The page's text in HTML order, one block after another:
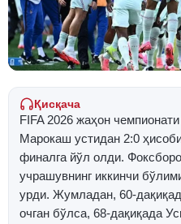
Қисқача
FIFA 2026 жаҳон
Марокаш устидан 2:0
финалга йўл олди.
учрашувнинг иккинчи
урди. Жумладан, 60-
очган бўлса, 68-дақиқада